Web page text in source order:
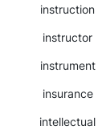
instruction
instructor
instrument
insurance
intellectual